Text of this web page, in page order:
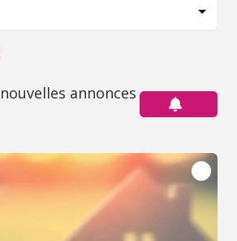
annonces